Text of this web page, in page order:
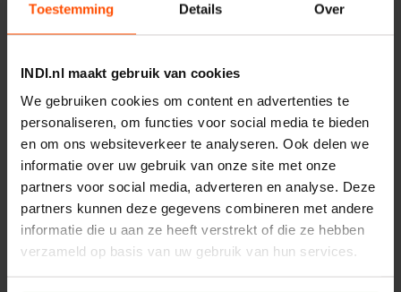
Toestemming Details Over
INDI.nl maakt gebruik van cookies
We gebruiken cookies om content en advertenties te
personaliseren, om functies voor social media te bieden
en om ons websiteverkeer te analyseren. Ook delen we
informatie over uw gebruik van onze site met onze
partners voor social media, adverteren en analyse. Deze
partners kunnen deze gegevens combineren met andere
informatie die u aan ze heeft verstrekt of die ze hebben
verzameld op basis van uw gebruik van hun services.
Artikelnummer: 9RNNI
− Aantal +
Controleer voorraad